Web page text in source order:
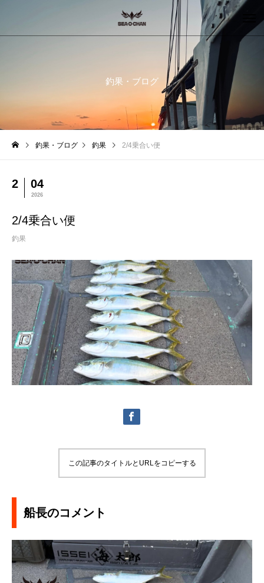
釣果・ブログ
釣果・ブログ 釣果 2/4乗合い便
2 04
2026
2/4乗合い便
釣果
この記事のタイトルとURLをコピーする
船長のコメント